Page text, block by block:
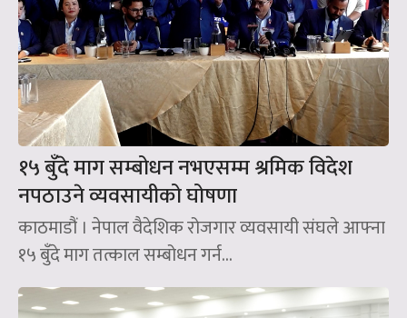
१५ बुँदे माग सम्बोधन नभएसम्म श्रमिक विदेश
नपठाउने व्यवसायीको घोषणा
काठमाडौं । नेपाल वैदेशिक रोजगार व्यवसायी संघले आफ्ना
१५ बुँदे माग तत्काल सम्बोधन गर्न...